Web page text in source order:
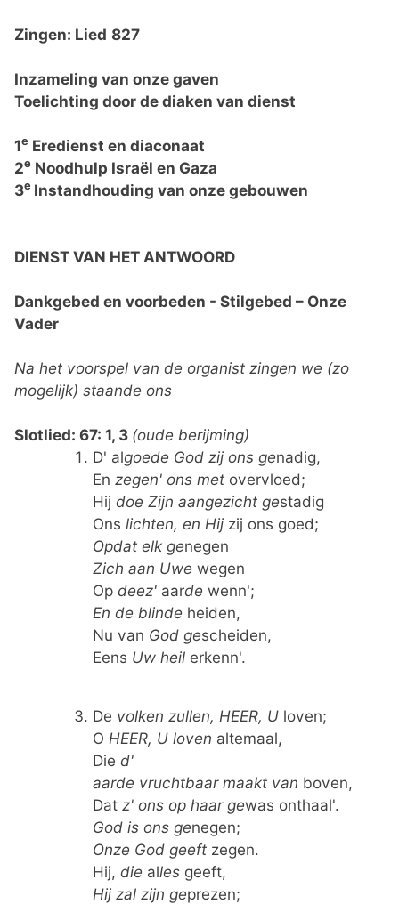
Zingen: Lied 827
Inzameling van onze gaven
Toelichting door de diaken van dienst
1e Eredienst en diaconaat
2e Noodhulp Israël en Gaza
3e Instandhouding van onze gebouwen
DIENST VAN HET ANTWOORD
Dankgebed en voorbeden - Stilgebed – Onze
Vader
Na het voorspel van de organist zingen we (zo
mogelijk) staande ons
Slotlied: 67: 1, 3 (oude berijming)
D' algoede God zij ons genadig,
En zegen' ons met overvloed;
Hij doe Zijn aangezicht gestadig
Ons lichten, en Hij zij ons goed;
Opdat elk genegen
Zich aan Uwe wegen
Op deez' aarde wenn';
En de blinde heiden,
Nu van God gescheiden,
Eens Uw heil erkenn'.
De volken zullen, HEER, U loven;
O HEER, U loven altemaal,
Die d'
aarde vruchtbaar maakt van boven,
Dat z' ons op haar gewas onthaal'.
God is ons genegen;
Onze God geeft zegen.
Hij, die alles geeft,
Hij zal zijn geprezen;